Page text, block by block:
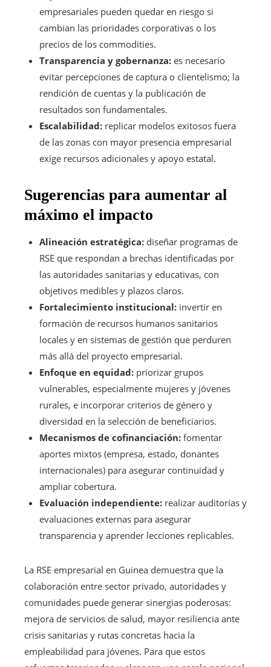
empresariales pueden quedar en riesgo si
cambian las prioridades corporativas o los
precios de los commodities.
Transparencia y gobernanza: es necesario
evitar percepciones de captura o clientelismo; la
rendición de cuentas y la publicación de
resultados son fundamentales.
Escalabilidad: replicar modelos exitosos fuera
de las zonas con mayor presencia empresarial
exige recursos adicionales y apoyo estatal.
Sugerencias para aumentar al
máximo el impacto
Alineación estratégica: diseñar programas de
RSE que respondan a brechas identificadas por
las autoridades sanitarias y educativas, con
objetivos medibles y plazos claros.
Fortalecimiento institucional: invertir en
formación de recursos humanos sanitarios
locales y en sistemas de gestión que perduren
más allá del proyecto empresarial.
Enfoque en equidad: priorizar grupos
vulnerables, especialmente mujeres y jóvenes
rurales, e incorporar criterios de género y
diversidad en la selección de beneficiarios.
Mecanismos de cofinanciación: fomentar
aportes mixtos (empresa, estado, donantes
internacionales) para asegurar continuidad y
ampliar cobertura.
Evaluación independiente: realizar auditorías y
evaluaciones externas para asegurar
transparencia y aprender lecciones replicables.
La RSE empresarial en Guinea demuestra que la
colaboración entre sector privado, autoridades y
comunidades puede generar sinergias poderosas:
mejora de servicios de salud, mayor resiliencia ante
crisis sanitarias y rutas concretas hacia la
empleabilidad para jóvenes. Para que estos